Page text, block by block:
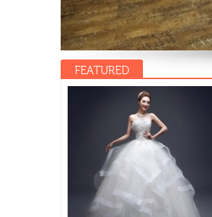
FEATURED